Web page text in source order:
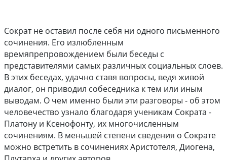
Сократ не оставил после себя ни одного письменного
сочинения. Его излюбленным
времяпрепровождением были беседы с
представителями самых различных социальных слоев.
В этих беседах, удачно ставя вопросы, ведя живой
диалог, он приводил собеседника к тем или иным
выводам. О чем именно были эти разговоры - об этом
человечество узнало благодаря ученикам Сократа -
Платону и Ксенофонту, их многочисленным
сочинениям. В меньшей степени сведения о Сократе
можно встретить в сочинениях Аристотеля, Диогена,